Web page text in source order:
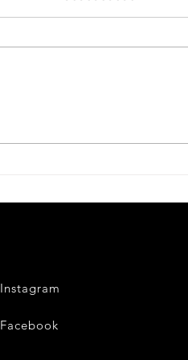
Instagram
Facebook